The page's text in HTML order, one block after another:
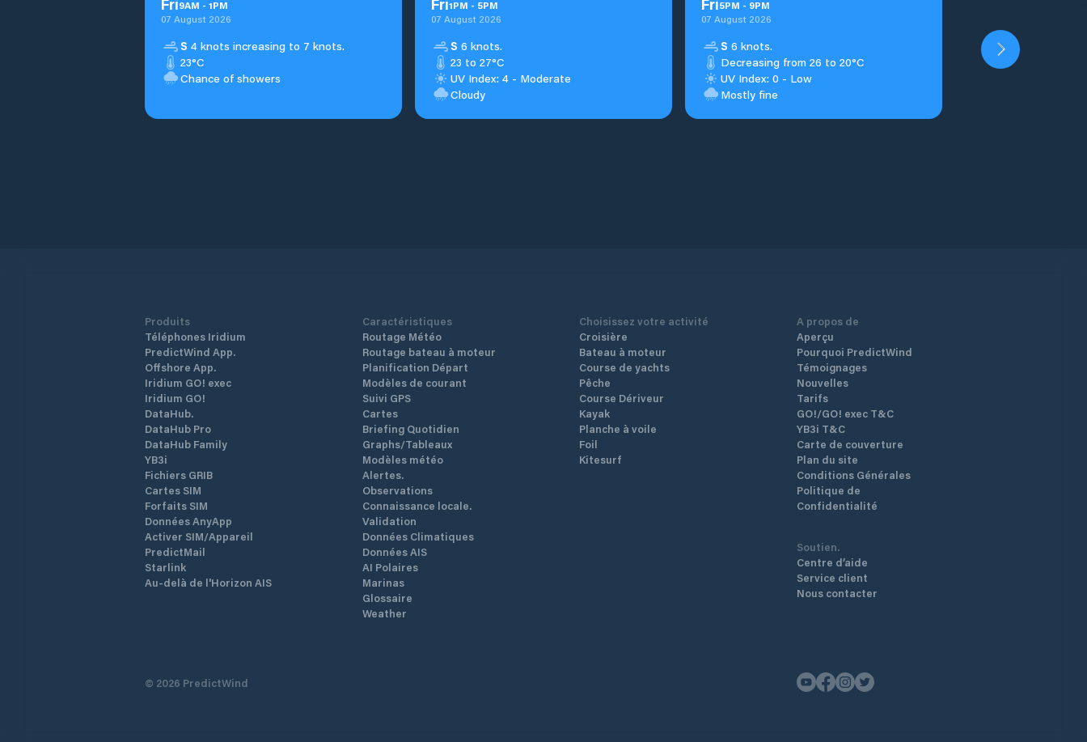
Fri9AM - 1PM
07 August 2026
S 4 knots increasing to 7 knots.
23°C
Chance of showers
Fri1PM - 5PM
07 August 2026
S 6 knots.
23 to 27°C
UV Index: 4 - Moderate
Cloudy
Fri5PM - 9PM
07 August 2026
S 6 knots.
Decreasing from 26 to 20°C
UV Index: 0 - Low
Mostly fine
Produits
Téléphones Iridium
PredictWind App.
Offshore App.
Iridium GO! exec
Iridium GO!
DataHub.
DataHub Pro
DataHub Family
YB3i
Fichiers GRIB
Cartes SIM
Forfaits SIM
Données AnyApp
Activer SIM/Appareil
PredictMail
Starlink
Au-delà de l'Horizon AIS
Caractéristiques
Routage Météo
Routage bateau à moteur
Planification Départ
Modèles de courant
Suivi GPS
Cartes
Briefing Quotidien
Graphs/Tableaux
Modèles météo
Alertes.
Observations
Connaissance locale.
Validation
Données Climatiques
Données AIS
AI Polaires
Marinas
Glossaire
Weather
Choisissez votre activité
Croisière
Bateau à moteur
Course de yachts
Pêche
Course Dériveur
Kayak
Planche à voile
Foil
Kitesurf
A propos de
Aperçu
Pourquoi PredictWind
Témoignages
Nouvelles
Tarifs
GO!/GO! exec T&C
YB3i T&C
Carte de couverture
Plan du site
Conditions Générales
Politique de
Confidentialité
Soutien.
Centre d’aide
Service client
Nous contacter
© 2026 PredictWind